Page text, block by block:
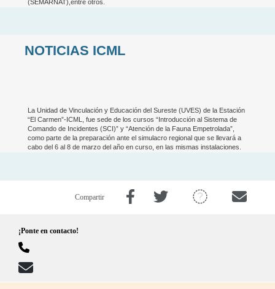
(SEMARNAT),entre otros.
NOTICIAS ICML
La Unidad de Vinculación y Educación del Sureste (UVES) de la Estación
“El Carmen”-ICML, fue sede de los cursos “Introducción al Sistema de
Comando de Incidentes (SCI)” y “Atención de la Fauna Empetrolada”,
como parte de la preparación ante el simulacro regional que se llevará a
cabo del 6 al 8 de marzo del año en curso, en las mismas instalaciones.
Compartir
¡Ponte en contacto!